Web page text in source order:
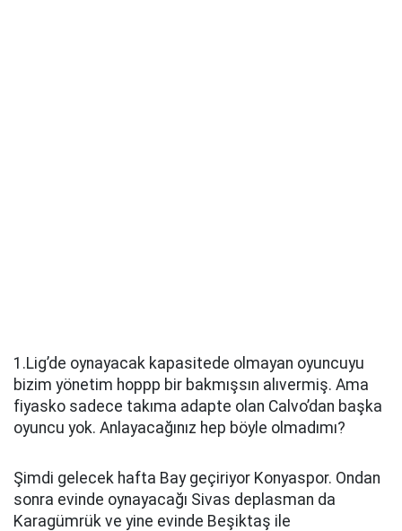
1.Lig’de oynayacak kapasitede olmayan oyuncuyu
bizim yönetim hoppp bir bakmışsın alıvermiş. Ama
fiyasko sadece takıma adapte olan Calvo’dan başka
oyuncu yok. Anlayacağınız hep böyle olmadımı?
Şimdi gelecek hafta Bay geçiriyor Konyaspor. Ondan
sonra evinde oynayacağı Sivas deplasman da
Karagümrük ve yine evinde Beşiktaş ile